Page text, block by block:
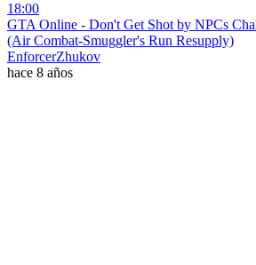
18:00
GTA Online - Don't Get Shot by NPCs
(Air Combat-Smuggler's Run Resupply)
EnforcerZhukov
hace 8 años